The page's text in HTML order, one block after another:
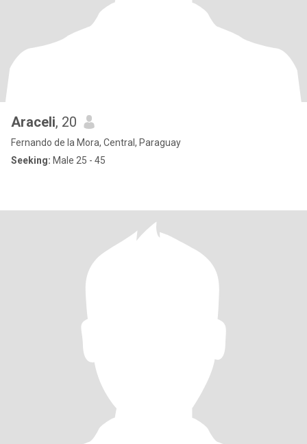
Araceli, 20
Fernando de la Mora, Central, Paraguay
Seeking: Male 25 - 45